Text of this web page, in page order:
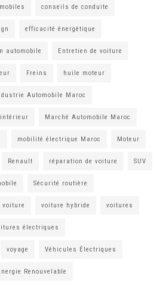
conseils de conduite
efficacité énergétique
automobile Entretien de voiture
Freins huile moteur
Automobile Maroc
intérieur Marché Automobile Maroc
mobilité électrique Maroc Moteur
Renault réparation de voiture SUV
Sécurité routière
voiture voiture hybride voitures
électriques
voyage Véhicules Électriques
Renouvelable